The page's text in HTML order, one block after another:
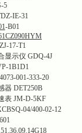
5
IE-31
-B01
17-T1
显示仪 GDQ-4J
1B1D1
001-333-20
器 DET250B
表 JM-D-5KF
04/400-02-12